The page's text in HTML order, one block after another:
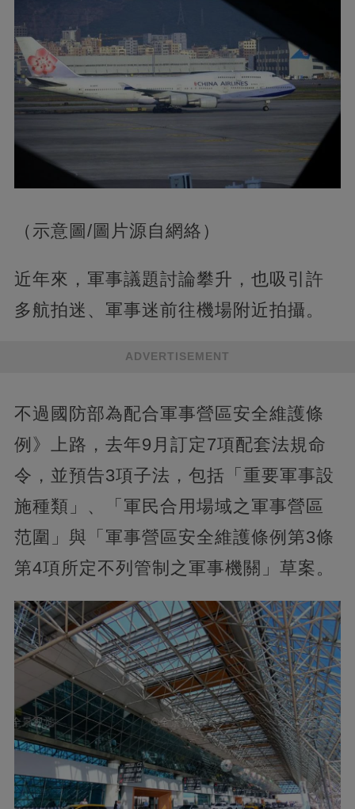
（示意圖/圖片源自網絡）
近年來，軍事議題討論攀升，也吸引許
多航拍迷、軍事迷前往機場附近拍攝。
ADVERTISEMENT
不過國防部為配合軍事營區安全維護條
例》上路，去年9月訂定7項配套法規命
令，並預告3項子法，包括「重要軍事設
施種類」、「軍民合用場域之軍事營區
范圍」與「軍事營區安全維護條例第3條
第4項所定不列管制之軍事機關」草案。